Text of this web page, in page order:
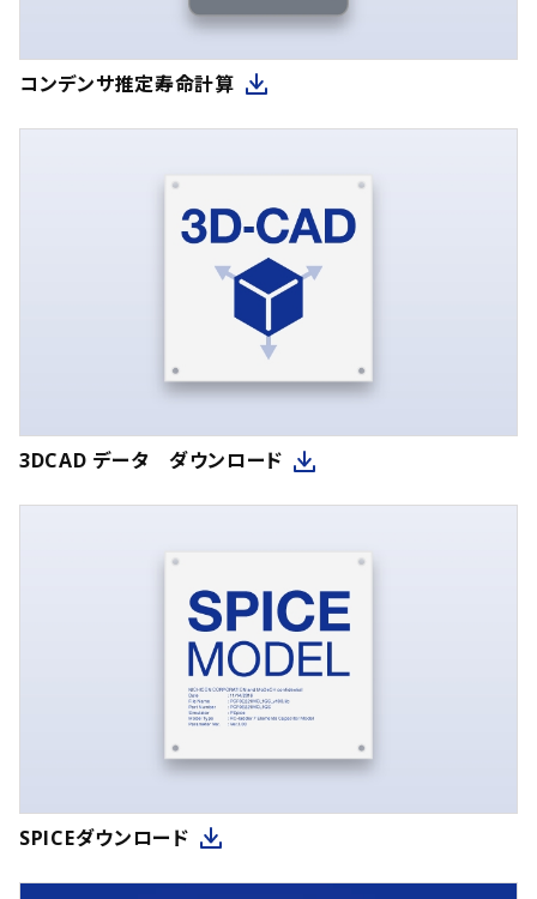
コンデンサ推定寿命計算
3DCAD データ ダウンロード
SPICEダウンロード